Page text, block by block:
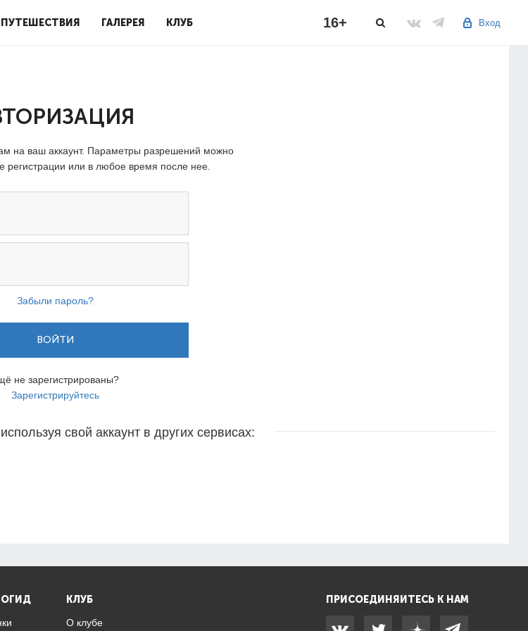
ПУТЕШЕСТВИЯ ГАЛЕРЕЯ КЛУБ Вход
16+
на ваш аккаунт. Параметры разрешений можно
регистрации или в любое время после нее.
Забыли пароль?
ВОЙТИ
не зарегистрированы?
Зарегистрируйтесь
свой аккаунт в других сервисах:
КЛУБ
О клубе
ПРИСОЕДИНЯЙТЕСЬ К НАМ